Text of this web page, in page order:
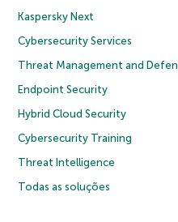
Kaspersky Next
Cybersecurity Services
Threat Management and
Endpoint Security
Hybrid Cloud Security
Cybersecurity Training
Threat Intelligence
Todas as soluções